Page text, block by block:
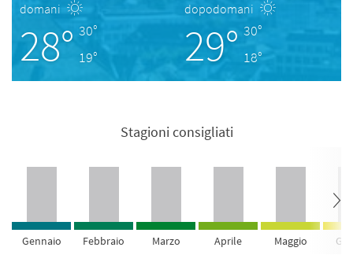
domani
28° 30°
19°
dopodomani
29° 30°
18°
Stagioni consigliati
Gennaio Febbraio Marzo Aprile Maggio